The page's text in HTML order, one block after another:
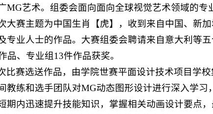
MG艺术。组委会面向面向全球视觉艺术领域的
大赛主题为中国生肖【虎】，收到来自中国、新
专业人士的作品。大赛组委会聘请来自意大利等
品、专业组13件作品获奖。
比赛选送作品，由学院世赛平面设计技术项目学
教练和选手团队对MG动态图形设计进行深入学
期内迅速提升技能知识，掌握相关动画设计要点